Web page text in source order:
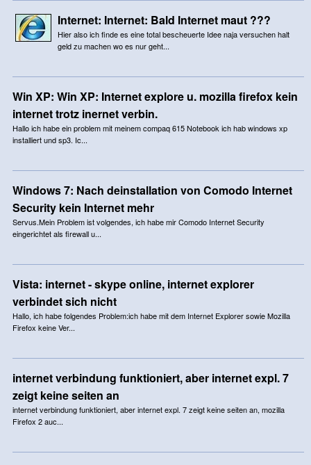
Internet: Internet: Bald Internet maut ???
Hier also ich finde es eine total bescheuerte Idee naja versuchen halt
geld zu machen wo es nur geht...
Win XP: Win XP: Internet explore u. mozilla firefox kein
internet trotz inernet verbin.
Hallo ich habe ein problem mit meinem compaq 615 Notebook ich hab windows xp
installiert und sp3. Ic...
Windows 7: Nach deinstallation von Comodo Internet
Security kein Internet mehr
Servus.Mein Problem ist volgendes, ich habe mir Comodo Internet Security
eingerichtet als firewall u...
Vista: internet - skype online, internet explorer
verbindet sich nicht
Hallo, ich habe folgendes Problem:ich habe mit dem Internet Explorer sowie Mozilla
Firefox keine Ver...
internet verbindung funktioniert, aber internet expl. 7
zeigt keine seiten an
internet verbindung funktioniert, aber internet expl. 7 zeigt keine seiten an, mozilla
Firefox 2 auc...